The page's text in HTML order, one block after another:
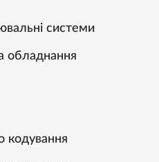
системи
обладнання
кодування